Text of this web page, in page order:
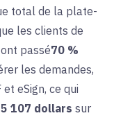
le retour sur
suivez
PDF et de
total de la plate-
les clients de
passé70 %
les demandes,
eSign, ce qui
107 dollars sur